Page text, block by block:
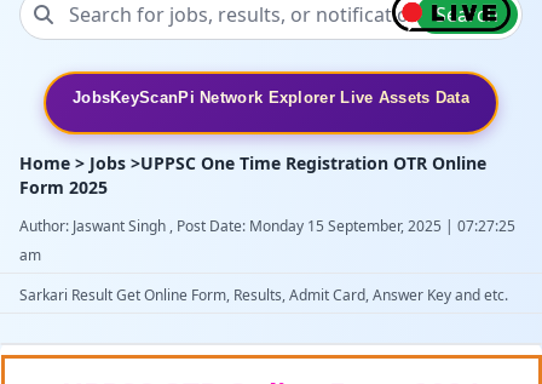
Search
JobsKeyScanPi Network Explorer Live Assets Data
Home > Jobs >UPPSC One Time Registration OTR Online
Form 2025
Author: Jaswant Singh , Post Date: Monday 15 September, 2025 | 07:27:25
am
Sarkari Result Get Online Form, Results, Admit Card, Answer Key and etc.